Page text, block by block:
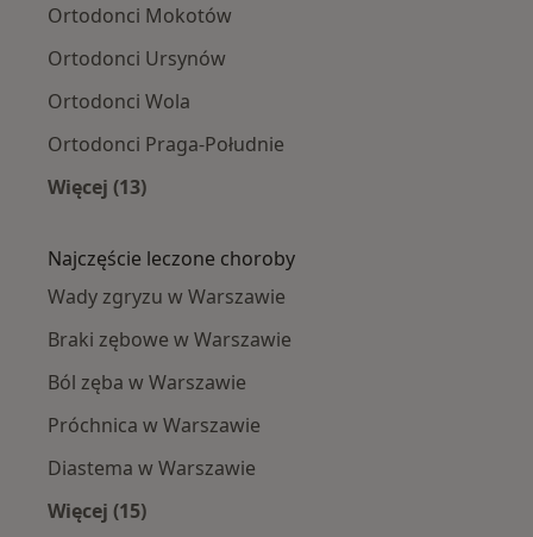
Ortodonci Mokotów
Ortodonci Ursynów
Ortodonci Wola
Ortodonci Praga-Południe
Więcej (13)
Najczęście leczone choroby
Wady zgryzu w Warszawie
Braki zębowe w Warszawie
Ból zęba w Warszawie
Próchnica w Warszawie
Diastema w Warszawie
Więcej (15)